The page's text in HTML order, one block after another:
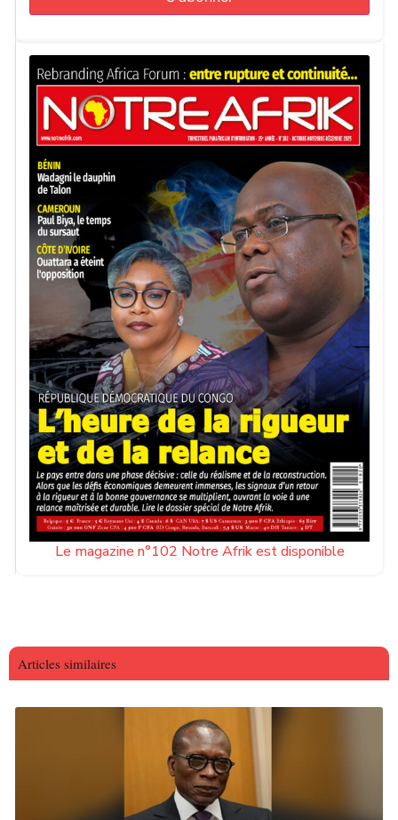
Le magazine n°102 Notre Afrik est disponible
Articles similaires